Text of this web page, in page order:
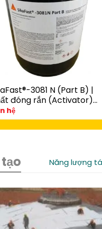
3081 N (Part B) |
đóng rắn (Activator)
keo acrylic kết cấu
3100 Series
hệ
Năng lượng